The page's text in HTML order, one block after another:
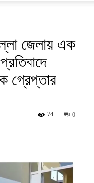
জেলায় এক
গ্রেপ্তার
0
74